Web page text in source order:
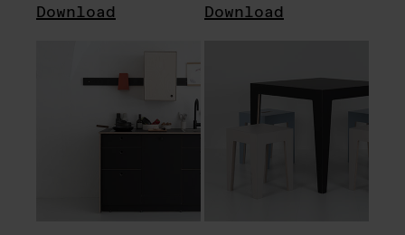
Download Download